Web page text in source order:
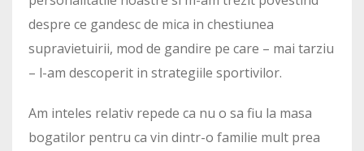
despre ce gandesc de mica in chestiunea
supravietuirii, mod de gandire pe care – mai tarziu
– l-am descoperit in strategiile sportivilor.
Am inteles relativ repede ca nu o sa fiu la masa
bogatilor pentru ca vin dintr-o familie mult prea